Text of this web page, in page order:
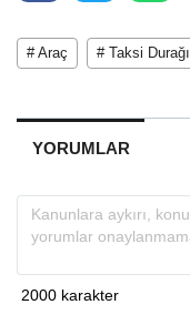
# Araç # Taksi Durağı
YORUMLAR